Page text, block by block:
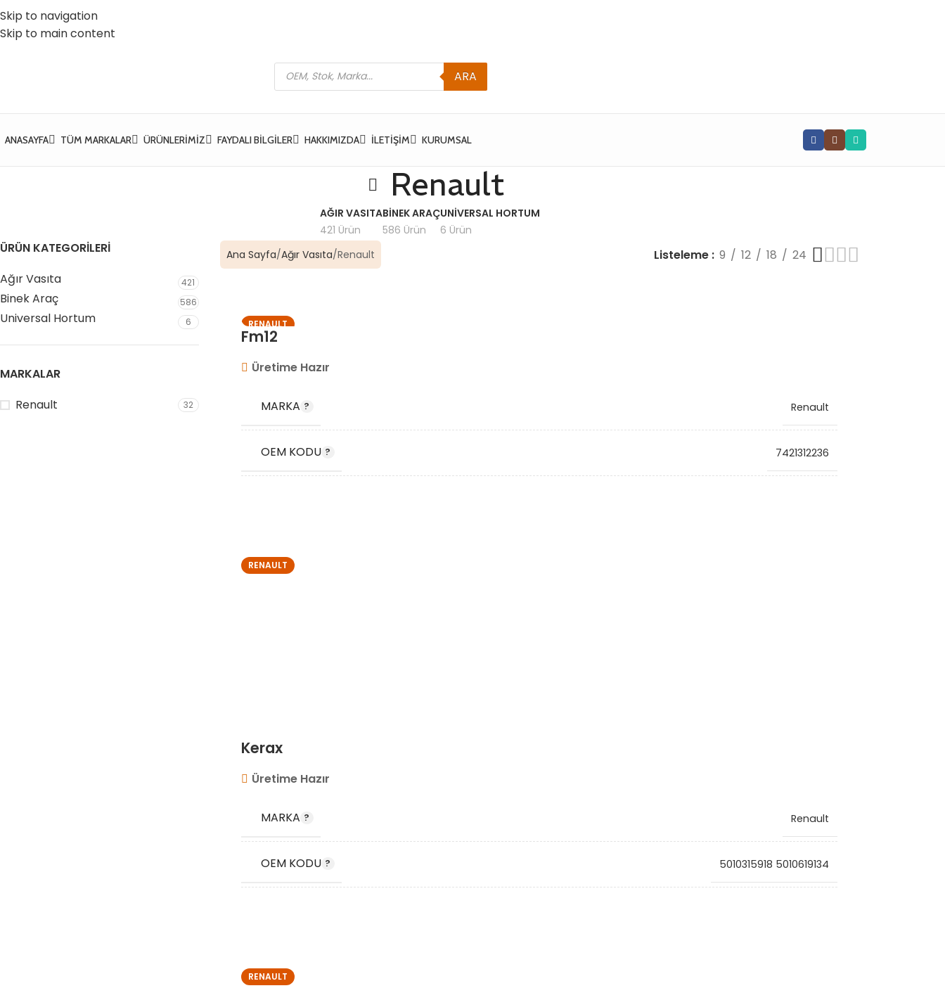
Skip to navigation
Skip to main content
Vatan Mh. Kızılcık Sk. No:37 Yıldırım / Bursa
ARA
ANASAYFA TÜM MARKALAR ÜRÜNLERIMIZ FAYDALI BILGILER HAKKIMIZDA İLETIŞIM KURUMSAL
Renault
AĞIR VASITA
421 Ürün
BINEK ARAÇ
586 Ürün
UNIVERSAL HORTUM
6 Ürün
ÜRÜN KATEGORİLERİ
Ağır Vasıta
421
Binek Araç 586
Universal Hortum 6
MARKALAR
Renault
32
Ana Sayfa Ağır Vasıta Renault Listeleme 9 12 18 24
RENAULT
Fm12
Üretime Hazır
MARKA Renault
OEM KODU 7421312236
RENAULT
Kerax
Üretime Hazır
MARKA Renault
OEM KODU 5010315918 5010619134
RENAULT